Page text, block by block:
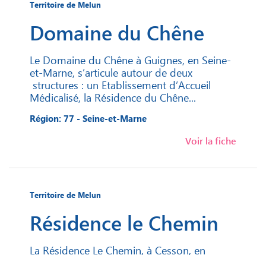
Territoire de Melun
Domaine du Chêne
Le Domaine du Chêne à Guignes, en Seine-
et-Marne, s’articule autour de deux
structures : un Etablissement d’Accueil
Médicalisé, la Résidence du Chêne...
Région: 77 - Seine-et-Marne
Voir la fiche
Territoire de Melun
Résidence le Chemin
La Résidence Le Chemin, à Cesson, en